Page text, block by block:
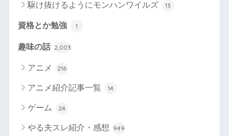
駆け抜けるようにモンハンワイルズ 13
資格とか勉強 1
趣味の話 2,003
アニメ 216
アニメ紹介記事一覧 14
ゲーム 24
やる夫スレ紹介・感想 949